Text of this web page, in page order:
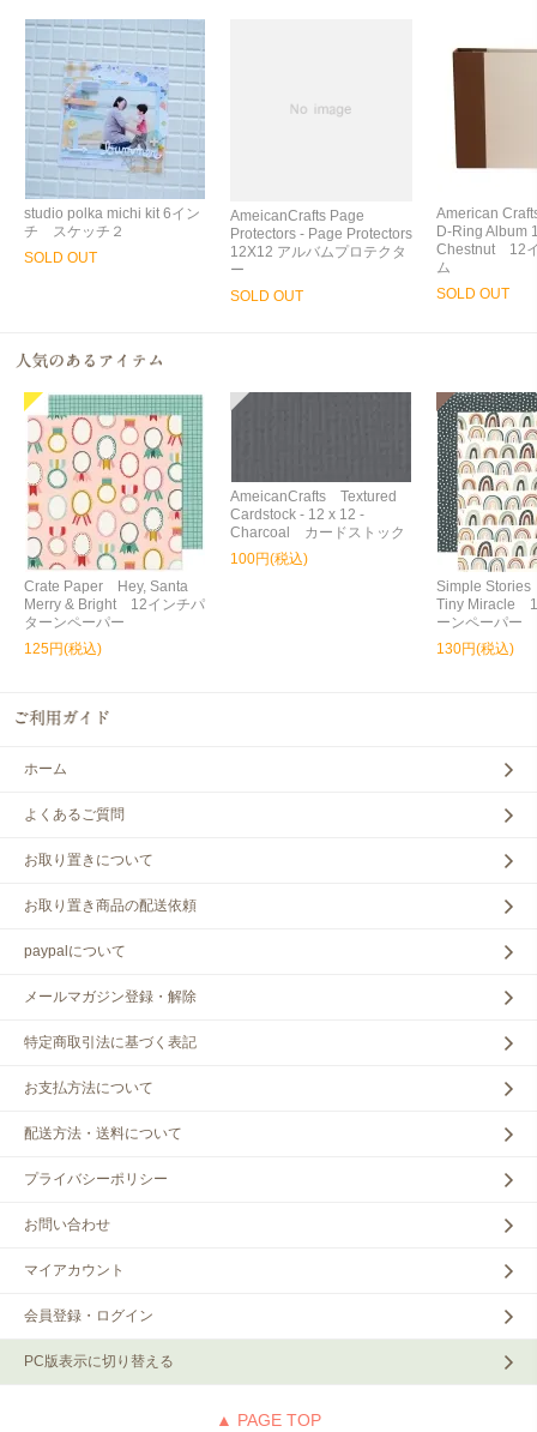
studio polka michi kit 6イン
チ スケッチ２
SOLD OUT
AmeicanCrafts Page
Protectors - Page Protectors
12X12 アルバムプロテクタ
ー
SOLD OUT
American
D-Ring Album
Chestnut 12
ム
SOLD OUT
Crate Paper Hey, Santa
Merry & Bright 12インチパ
ターンペーパー
125円(税込)
AmeicanCrafts Textured
Cardstock - 12 x 12 -
Charcoal カードストック
100円(税込)
Simple
Tiny Miracle
ーンペーパー
130円(税込)
ホーム
よくあるご質問
お取り置きについて
お取り置き商品の配送依頼
paypalについて
メールマガジン登録・解除
特定商取引法に基づく表記
お支払方法について
配送方法・送料について
プライバシーポリシー
お問い合わせ
マイアカウント
会員登録・ログイン
PC版表示に切り替える
▲ PAGE TOP